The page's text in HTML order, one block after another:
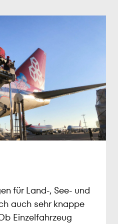
für Land-, See- und
auch sehr knappe
Einzelfahrzeug